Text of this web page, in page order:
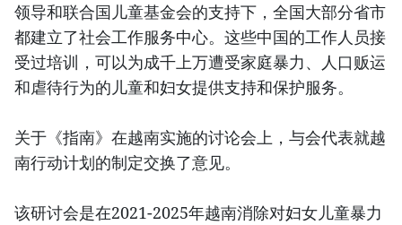
领导和联合国儿童基金会的支持下，全国大部分省市
都建立了社会工作服务中心。这些中国的工作人员接
受过培训，可以为成千上万遭受家庭暴力、人口贩运
和虐待行为的儿童和妇女提供支持和保护服务。
关于《指南》在越南实施的讨论会上，与会代表就越
南行动计划的制定交换了意见。
该研讨会是在2021-2025年越南消除对妇女儿童暴力